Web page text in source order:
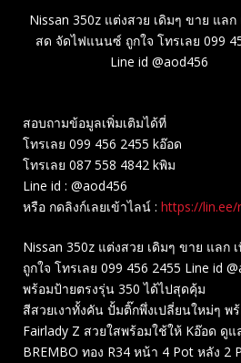
Nissan 350z แต่งสวย เดิมๆ ขาย แล
สด จัดไฟแนนซ์ ถูกใจ โทรเลย 099
Line id @aod456
สอบถามข้อมูลเพิ่มเติมได้ที่
โทรเลย 099 456 2455 kอ๊อด
โทรเลย 087 558 4842 kพิม
Line id : @aod456
หรือ กดลิงก์เลยเข้าไลน์ : https://lin.ee/
Nissan 350z แต่งสวย เดิมๆ ขาย แล
ถูกใจ โทรเลย 099 456 2455 Line id
พร้อมป้ายตรงรุ่น 350 ได้ไปสุดคุ้ม
สีสวยเงาทั้งคัน ปั้มติ๊กพึ่งเปลี่ยนใหม่ๆ พ
Fairlady Z สวยใสพร้อมใช้ให้ Kอ๊อด ดูแ
BREMBO ทอง R34 หน้า 4 Pot หลัง 2